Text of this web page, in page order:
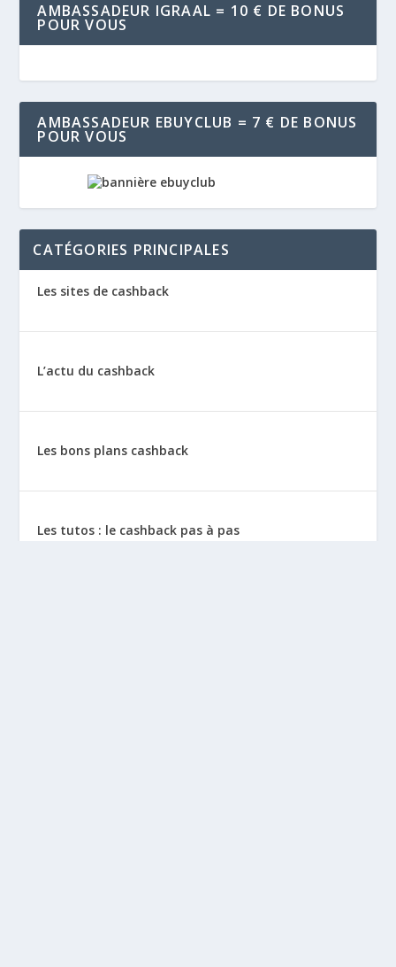
AMBASSADEUR IGRAAL = 10 € DE BONUS
POUR VOUS
AMBASSADEUR EBUYCLUB = 7 € DE BONUS
POUR VOUS
CATÉGORIES PRINCIPALES
Les sites de cashback
L’actu du cashback
Les bons plans cashback
Les tutos : le cashback pas à pas